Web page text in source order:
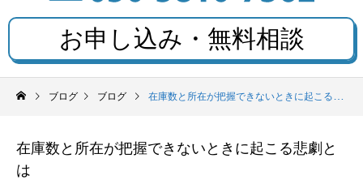
お申し込み・無料相談
ブログ ブログ 在庫数と所在が把握できないときに起こる悲劇とは
在庫数と所在が把握できないときに起こる悲劇と
は